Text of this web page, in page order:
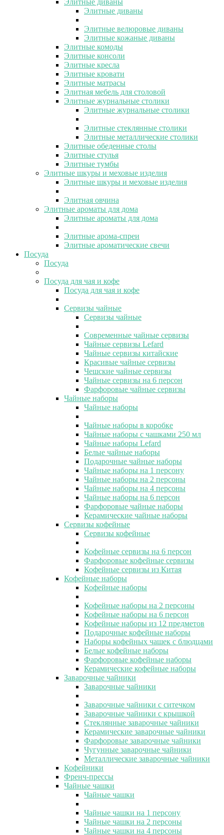
Элитные диваны
Элитные велюровые диваны
Элитные кожаные диваны
Элитные комоды
Элитные консоли
Элитные кресла
Элитные кровати
Элитные матрасы
Элитная мебель для столовой
Элитные журнальные столики
Элитные журнальные столики
Элитные стеклянные столики
Элитные металлические столики
Элитные обеденные столы
Элитные стулья
Элитные тумбы
Элитные шкуры и меховые изделия
Элитные шкуры и меховые изделия
Элитная овчина
Элитные ароматы для дома
Элитные ароматы для дома
Элитные арома-спреи
Элитные ароматические свечи
Посуда
Посуда
Посуда для чая и кофе
Посуда для чая и кофе
Сервизы чайные
Сервизы чайные
Современные чайные сервизы
Чайные сервизы Lefard
Чайные сервизы китайские
Красивые чайные сервизы
Чешские чайные сервизы
Чайные сервизы на 6 персон
Фарфоровые чайные сервизы
Чайные наборы
Чайные наборы
Чайные наборы в коробке
Чайные наборы с чашками 250 мл
Чайные наборы Lefard
Белые чайные наборы
Подарочные чайные наборы
Чайные наборы на 1 персону
Чайные наборы на 2 персоны
Чайные наборы на 4 персоны
Чайные наборы на 6 персон
Фарфоровые чайные наборы
Керамические чайные наборы
Сервизы кофейные
Сервизы кофейные
Кофейные сервизы на 6 персон
Фарфоровые кофейные сервизы
Кофейные сервизы из Китая
Кофейные наборы
Кофейные наборы
Кофейные наборы на 2 персоны
Кофейные наборы на 6 персон
Кофейные наборы из 12 предметов
Подарочные кофейные наборы
Наборы кофейных чашек с блюдцами
Белые кофейные наборы
Фарфоровые кофейные наборы
Керамические кофейные наборы
Заварочные чайники
Заварочные чайники
Заварочные чайники с ситечком
Заварочные чайники с крышкой
Стеклянные заварочные чайники
Керамические заварочные чайники
Фарфоровые заварочные чайники
Чугунные заварочные чайники
Металлические заварочные чайники
Кофейники
Френч-прессы
Чайные чашки
Чайные чашки
Чайные чашки на 1 персону
Чайные чашки на 2 персоны
Чайные чашки на 4 персоны